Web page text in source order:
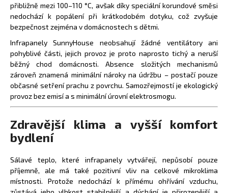
přibližně mezi 100–110 °C, avšak díky speciální korundové směsi
nedochází k popálení při krátkodobém dotyku, což zvyšuje
bezpečnost zejména v domácnostech s dětmi.
Infrapanely SunnyHouse neobsahují žádné ventilátory ani
pohyblivé části, jejich provoz je proto naprosto tichý a neruší
běžný chod domácnosti. Absence složitých mechanismů
zároveň znamená minimální nároky na údržbu – postačí pouze
občasné setření prachu z povrchu. Samozřejmostí je ekologický
provoz bez emisí a s minimální úrovní elektrosmogu.
Zdravější klima a vyšší komfort
bydlení
Sálavé teplo, které infrapanely vytvářejí, nepůsobí pouze
příjemně, ale má také pozitivní vliv na celkové mikroklima
místnosti. Protože nedochází k přímému ohřívání vzduchu,